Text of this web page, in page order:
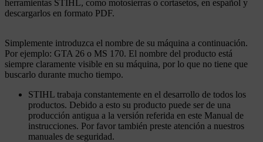
herramientas STIHL, como motosierras o cortasetos, en español y
descargarlos en formato PDF.
Simplemente introduzca el nombre de su máquina a continuación.
Por ejemplo: GTA 26 o MS 170. El nombre del producto está
siempre claramente visible en su máquina, por lo que no tiene que
buscarlo durante mucho tiempo.
STIHL trabaja constantemente en el desarrollo de todos los
productos. Debido a esto su producto puede ser de una
producción antigua a la versión referida en este Manual de
instrucciones. Por favor también preste atención a nuestros
manuales de seguridad.